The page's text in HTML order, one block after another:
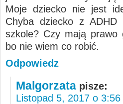
Moje dziecko nie jest
Chyba dziecko z
szkole? Czy mają prawo
bo nie wiem co robić.
Odpowiedz
Malgorzata pisze:
Listopad 5, 2017 o 3:56